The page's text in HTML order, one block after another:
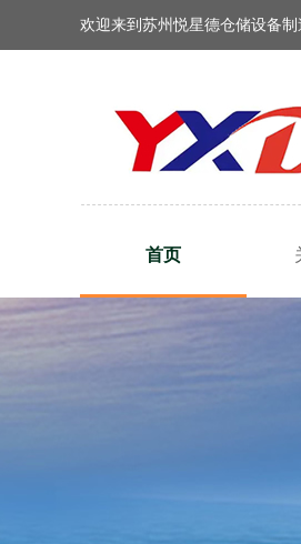
欢迎来到苏州悦星德仓储设备
首页